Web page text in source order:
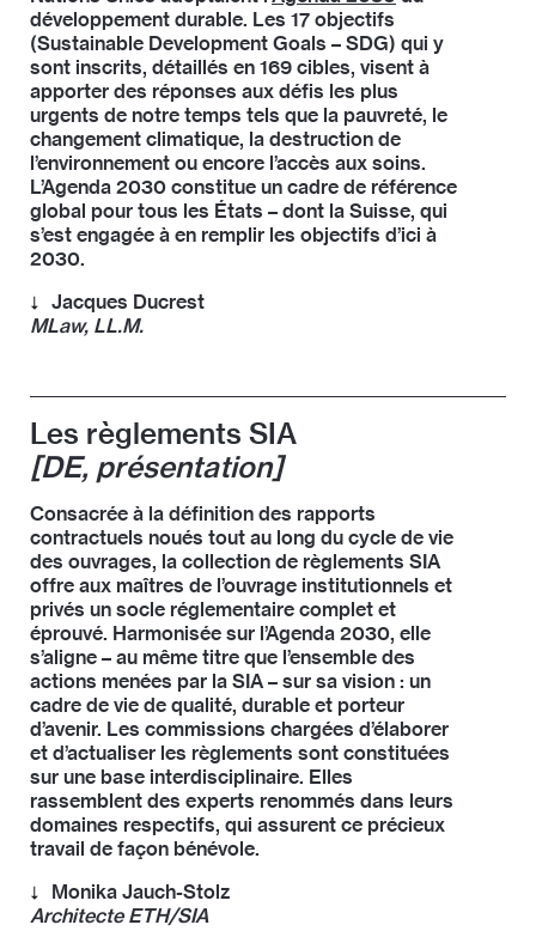
développement durable. Les 17 objectifs
(Sustainable Development Goals – SDG) qui y
sont inscrits, détaillés en 169 cibles, visent à
apporter des réponses aux défis les plus
urgents de notre temps tels que la pauvreté, le
changement climatique, la destruction de
l’environnement ou encore l’accès aux soins.
L’Agenda 2030 constitue un cadre de référence
global pour tous les États – dont la Suisse, qui
s’est engagée à en remplir les objectifs d’ici à
2030.
Jacques Ducrest
MLaw, LL.M.
Ducrest dirige le Comité directeur Agenda 2030
chargé de piloter et de coordonner la politique du
développement durable au niveau fédéral. Il est
responsable de la préparation du Rapport national
volontaire sur la mise en œuvre de l’Agenda 2030 du
développement durable, que la Suisse présentera
devant les Nations Unies à New York en juillet 2022.
Les règlements SIA
[DE, présentation]
Consacrée à la définition des rapports
contractuels noués tout au long du cycle de vie
des ouvrages, la collection de règlements SIA
offre aux maîtres de l’ouvrage institutionnels et
privés un socle réglementaire complet et
éprouvé. Harmonisée sur l’Agenda 2030, elle
s’aligne – au même titre que l’ensemble des
actions menées par la SIA – sur sa vision : un
cadre de vie de qualité, durable et porteur
d’avenir. Les commissions chargées d’élaborer
et d’actualiser les règlements sont constituées
sur une base interdisciplinaire. Elles
rassemblent des experts renommés dans leurs
domaines respectifs, qui assurent ce précieux
travail de façon bénévole.
Monika Jauch-Stolz
Architecte ETH/SIA